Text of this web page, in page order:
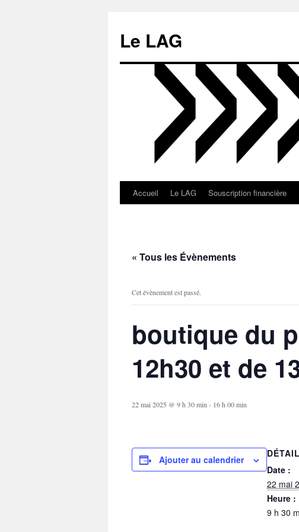
contenu
Le LAG
Accueil Le LAG Souscription financière
« Tous les Évènements
Cet évènement est passé.
boutique du
12h30 et de
22 mai 2025 @ 9 h 30 min - 16 h 00 min
Ajouter au calendrier
Date :
22 mai
Heure :
9 h 30